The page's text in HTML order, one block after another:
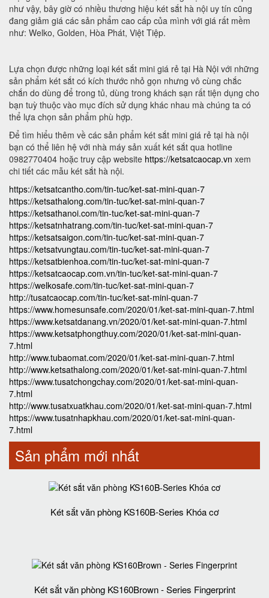
như vậy, bây giờ có nhiều thương hiệu két sắt hà nội uy tín cũng
đang giảm giá các sản phẩm cao cấp của mình với giá rất mềm
như: Welko, Golden, Hòa Phát, Việt Tiệp.
Lựa chọn được những loại két sắt mini giá rẻ tại Hà Nội với những
sản phẩm két sắt có kích thước nhỏ gọn nhưng vô cùng chắc
chắn do dùng để trong tủ, dùng trong khách sạn rất tiện dụng cho
bạn tuỳ thuộc vào mục đích sử dụng khác nhau mà chúng ta có
thể lựa chọn sản phẩm phù hợp.
Để tìm hiểu thêm về các sản phẩm két sắt mini giá rẻ tại hà nội
bạn có thể liên hệ với nhà máy sản xuất két sắt qua hotline
0982770404 hoặc truy cập website https://ketsatcaocap.vn xem
chi tiết các mẫu két sắt hà nội.
https://ketsatcantho.com/tin-tuc/ket-sat-mini-quan-7
https://ketsathalong.com/tin-tuc/ket-sat-mini-quan-7
https://ketsathanoi.com/tin-tuc/ket-sat-mini-quan-7
https://ketsatnhatrang.com/tin-tuc/ket-sat-mini-quan-7
https://ketsatsaigon.com/tin-tuc/ket-sat-mini-quan-7
https://ketsatvungtau.com/tin-tuc/ket-sat-mini-quan-7
https://ketsatbienhoa.com/tin-tuc/ket-sat-mini-quan-7
https://ketsatcaocap.com.vn/tin-tuc/ket-sat-mini-quan-7
https://welkosafe.com/tin-tuc/ket-sat-mini-quan-7
http://tusatcaocap.com/tin-tuc/ket-sat-mini-quan-7
https://www.homesunsafe.com/2020/01/ket-sat-mini-quan-7.html
https://www.ketsatdanang.vn/2020/01/ket-sat-mini-quan-7.html
https://www.ketsatphongthuy.com/2020/01/ket-sat-mini-quan-
7.html
http://www.tubaomat.com/2020/01/ket-sat-mini-quan-7.html
http://www.ketsathalong.com/2020/01/ket-sat-mini-quan-7.html
https://www.tusatchongchay.com/2020/01/ket-sat-mini-quan-
7.html
http://www.tusatxuatkhau.com/2020/01/ket-sat-mini-quan-7.html
https://www.tusatnhapkhau.com/2020/01/ket-sat-mini-quan-
7.html
Sản phẩm mới nhất
Két sắt văn phòng KS160B-Series Khóa cơ
Két sắt văn phòng KS160Brown - Series Fingerprint